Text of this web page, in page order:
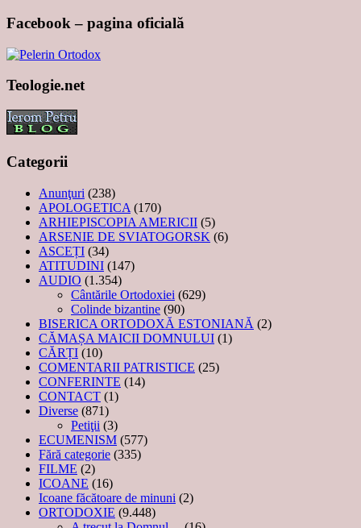
Facebook – pagina oficială
Teologie.net
Categorii
Anunţuri (238)
APOLOGETICA (170)
ARHIEPISCOPIA AMERICII (5)
ARSENIE DE SVIATOGORSK (6)
ASCEȚI (34)
ATITUDINI (147)
AUDIO (1.354)
Cântările Ortodoxiei (629)
Colinde bizantine (90)
BISERICA ORTODOXĂ ESTONIANĂ (2)
CĂMAȘA MAICII DOMNULUI (1)
CĂRȚI (10)
COMENTARII PATRISTICE (25)
CONFERINTE (14)
CONTACT (1)
Diverse (871)
Petiţii (3)
ECUMENISM (577)
Fără categorie (335)
FILME (2)
ICOANE (16)
Icoane făcătoare de minuni (2)
ORTODOXIE (9.448)